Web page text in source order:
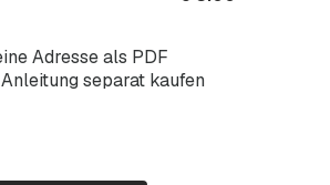
Adresse als PDF
separat kaufen